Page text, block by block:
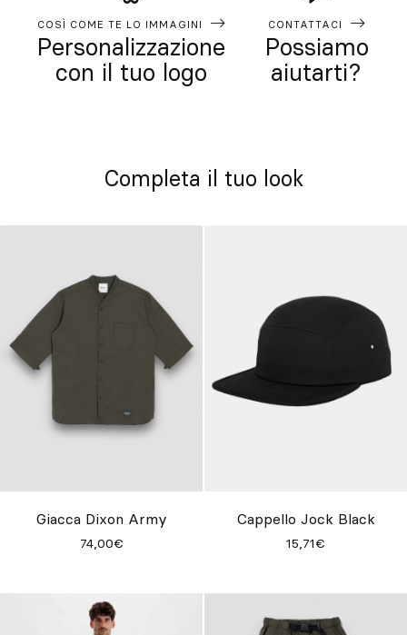
COSÌ COME TE LO IMMAGINI
Personalizzazione
con il tuo logo
CONTATTACI
Possiamo
aiutarti?
Completa il tuo look
Giacca Dixon Army
74,00€
Cappello Jock Black
15,71€